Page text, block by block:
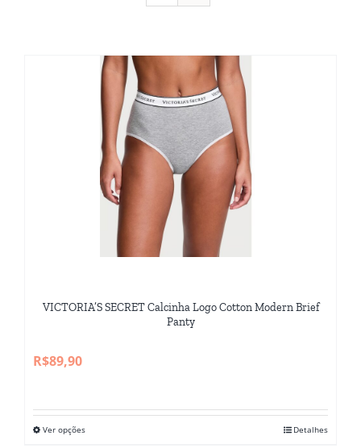
VICTORIA’S SECRET Calcinha Logo Cotton Modern Brief
Panty
R$89,90
Ver opçõesEste
Detalhes